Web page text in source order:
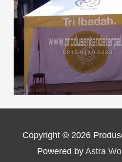
Copyright © 2026
Powered byAstra